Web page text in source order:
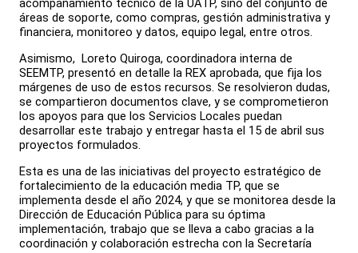
acompañamiento técnico de la UATP, sino del conjunto de
áreas de soporte, como compras, gestión administrativa y
financiera, monitoreo y datos, equipo legal, entre otros.
Asimismo, Loreto Quiroga, coordinadora interna de
SEEMTP, presentó en detalle la REX aprobada, que fija los
márgenes de uso de estos recursos. Se resolvieron dudas,
se compartieron documentos clave, y se comprometieron
los apoyos para que los Servicios Locales puedan
desarrollar este trabajo y entregar hasta el 15 de abril sus
proyectos formulados.
Esta es una de las iniciativas del proyecto estratégico de
fortalecimiento de la educación media TP, que se
implementa desde el año 2024, y que se monitorea desde la
Dirección de Educación Pública para su óptima
implementación, trabajo que se lleva a cabo gracias a la
coordinación y colaboración estrecha con la Secretaría